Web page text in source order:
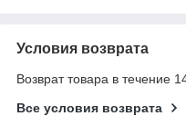
Условия возврата
Возврат товара в течение
Все условия возврата